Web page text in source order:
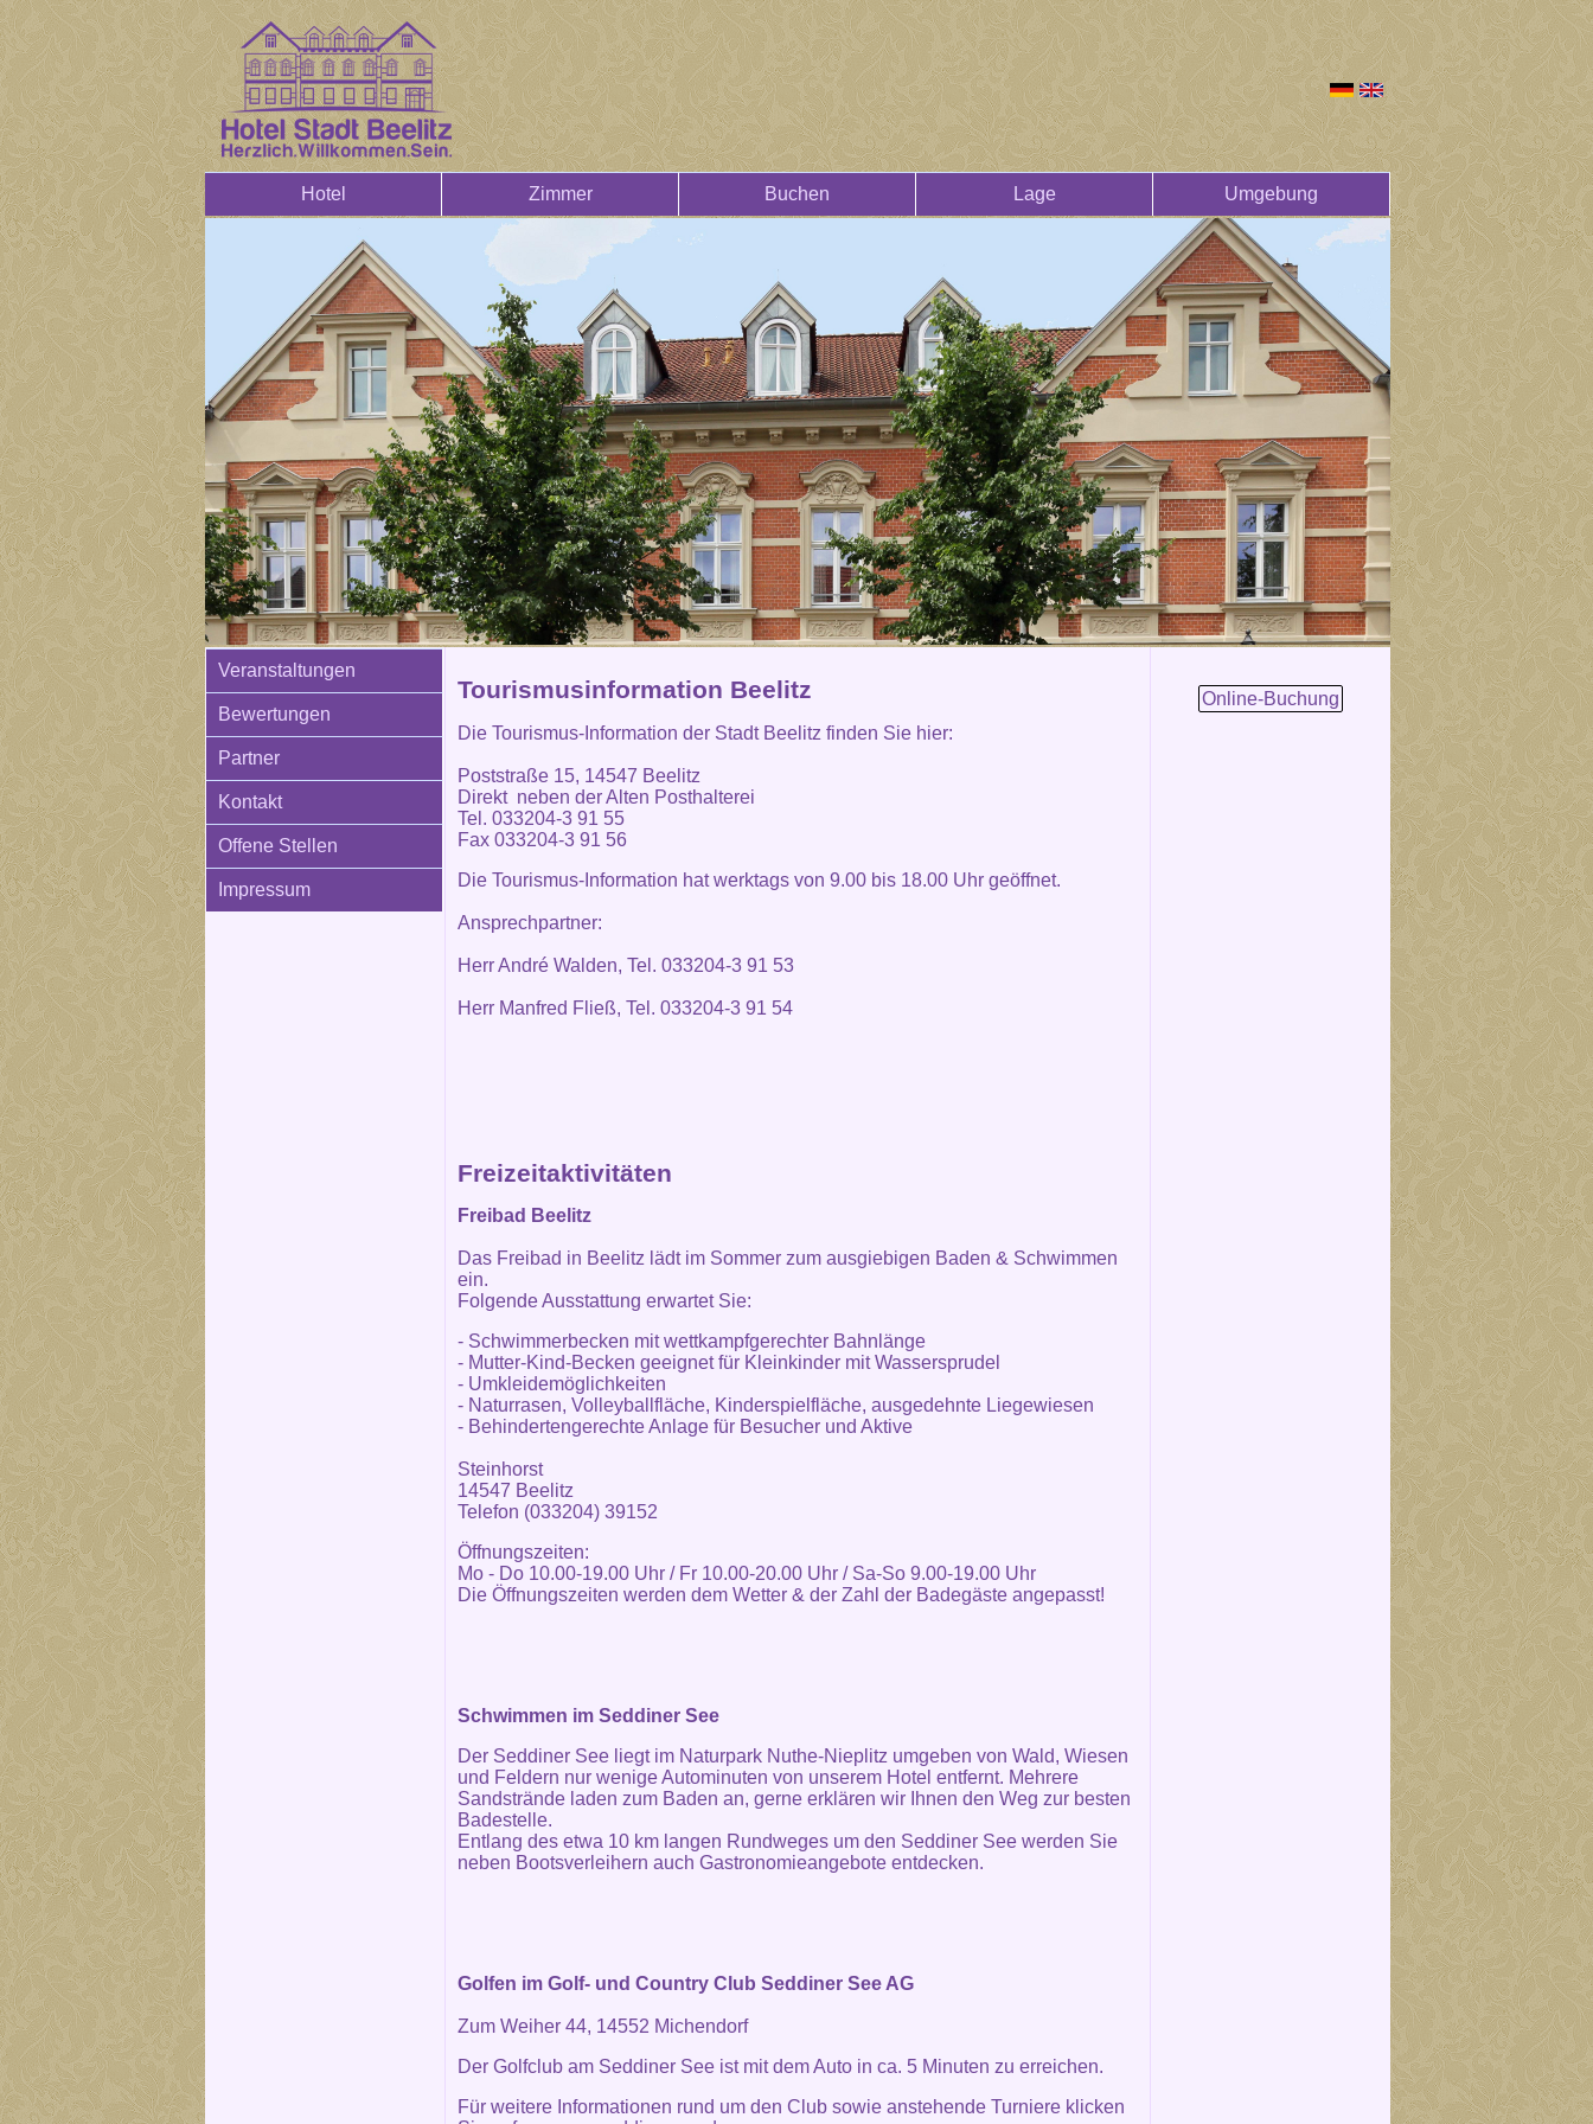
Hotel Zimmer Buchen Lage Umgebung
Veranstaltungen
Bewertungen
Partner
Kontakt
Offene Stellen
Impressum
Tourismusinformation Beelitz
Die Tourismus-Information der Stadt Beelitz finden Sie hier:
Poststraße 15, 14547 Beelitz
Direkt neben der Alten Posthalterei
Tel. 033204-3 91 55
Fax 033204-3 91 56
Die Tourismus-Information hat werktags von 9.00 bis 18.00 Uhr geöffnet.
Ansprechpartner:
Herr André Walden, Tel. 033204-3 91 53
Herr Manfred Fließ, Tel. 033204-3 91 54
Freizeitaktivitäten
Freibad Beelitz
Das Freibad in Beelitz lädt im Sommer zum ausgiebigen Baden & Schwimmen
ein.
Folgende Ausstattung erwartet Sie:
- Schwimmerbecken mit wettkampfgerechter Bahnlänge
- Mutter-Kind-Becken geeignet für Kleinkinder mit Wassersprudel
- Umkleidemöglichkeiten
- Naturrasen, Volleyballfläche, Kinderspielfläche, ausgedehnte Liegewiesen
- Behindertengerechte Anlage für Besucher und Aktive
Steinhorst
14547 Beelitz
Telefon (033204) 39152
Öffnungszeiten:
Mo - Do 10.00-19.00 Uhr / Fr 10.00-20.00 Uhr / Sa-So 9.00-19.00 Uhr
Die Öffnungszeiten werden dem Wetter & der Zahl der Badegäste angepasst!
Schwimmen im Seddiner See
Der Seddiner See liegt im Naturpark Nuthe-Nieplitz umgeben von Wald, Wiesen
und Feldern nur wenige Autominuten von unserem Hotel entfernt. Mehrere
Sandstrände laden zum Baden an, gerne erklären wir Ihnen den Weg zur besten
Badestelle.
Entlang des etwa 10 km langen Rundweges um den Seddiner See werden Sie
neben Bootsverleihern auch Gastronomieangebote entdecken.
Golfen im Golf- und Country Club Seddiner See AG
Zum Weiher 44, 14552 Michendorf
Der Golfclub am Seddiner See ist mit dem Auto in ca. 5 Minuten zu erreichen.
Für weitere Informationen rund um den Club sowie anstehende Turniere klicken
Online-Buchung